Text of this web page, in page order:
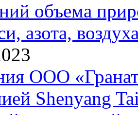
объема
азота,
ООО
Shenyang